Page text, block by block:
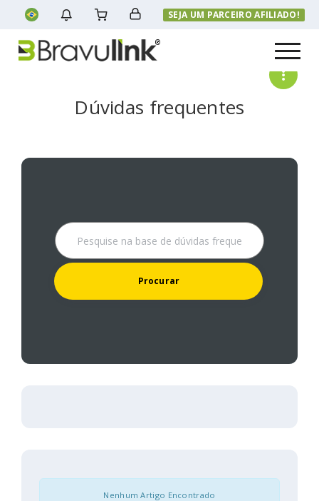
SEJA UM PARCEIRO AFILIADO!
Menu
Dúvidas frequentes
Nenhum Artigo Encontrado